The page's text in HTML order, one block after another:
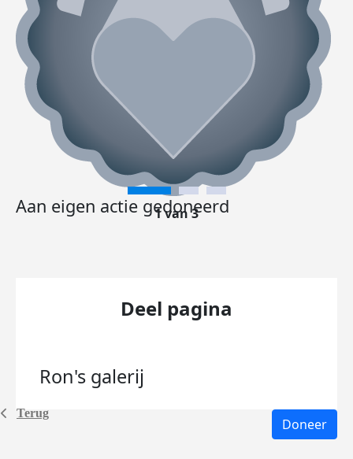
Terug
Aan eigen actie gedoneerd
1 van 3
Deel pagina
Ron's galerij
Doneer